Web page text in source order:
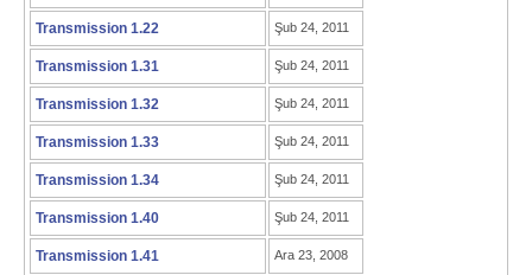
Transmission 1.22 Şub 24, 2011
Transmission 1.31 Şub 24, 2011
Transmission 1.32 Şub 24, 2011
Transmission 1.33 Şub 24, 2011
Transmission 1.34 Şub 24, 2011
Transmission 1.40 Şub 24, 2011
Transmission 1.41 Ara 23, 2008